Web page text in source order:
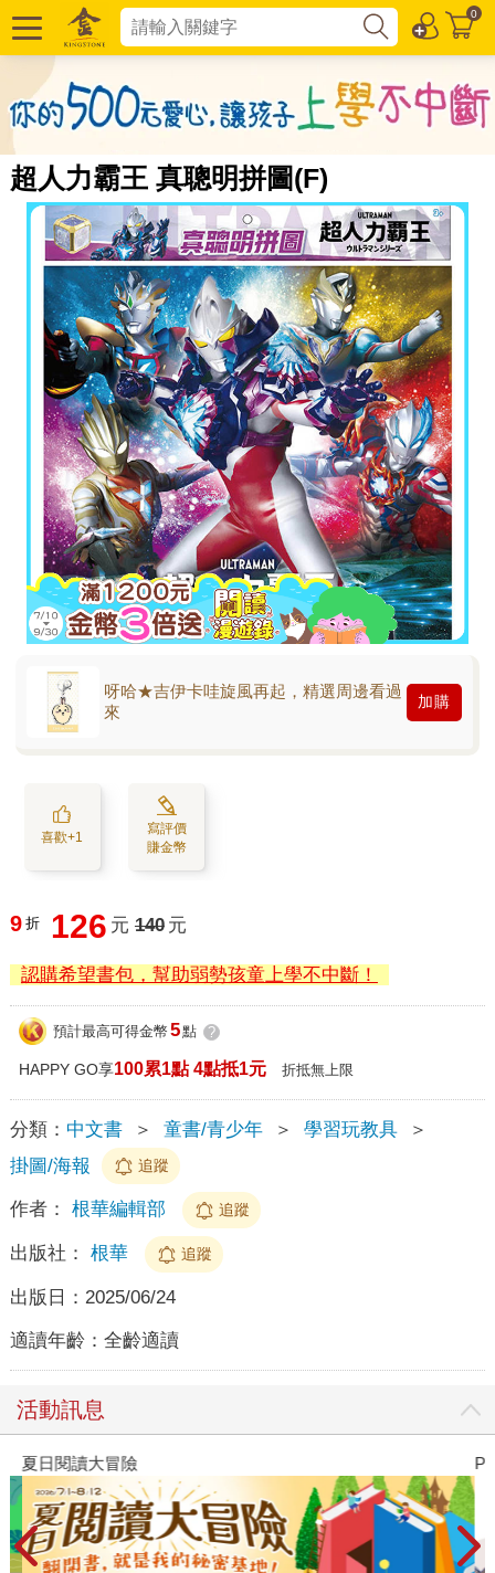
0
超人力霸王 真聰明拼圖(F)
呀哈★吉伊卡哇旋風再起，精選周邊看過
來
加購
喜歡+1
寫評價
賺金幣
9 折 126 元 140 元
認購希望書包，幫助弱勢孩童上學不中斷！
預計最高可得金幣 5點 ?
HAPPY GO享100累1點 4點抵1元 折抵無上限
分類： 中文書 ＞ 童書/青少年 ＞ 學習玩教具
＞
掛圖/海報
追蹤
作者： 根華編輯部 追蹤
出版社： 根華 追蹤
出版日： 2025/06/24
適讀年齡： 全齡適讀
活動訊息
夏日閱讀大冒險